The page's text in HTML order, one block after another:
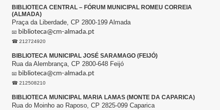
BIBLIOTECA CENTRAL – FÓRUM MUNICIPAL ROMEU CORREIA
(ALMADA)
Praça da Liberdade, CP 2800-199 Almada
📧 biblioteca@cm-almada.pt
☎ 212724920
BIBLIOTECA MUNICIPAL JOSÉ SARAMAGO (FEIJÓ)
Rua da Alembrança, CP 2800-648 Feijó
📧 biblioteca@cm-almada.pt
☎ 212508210
BIBLIOTECA MUNICIPAL MARIA LAMAS (MONTE DA CAPARICA)
Rua do Moinho ao Raposo, CP 2825-099 Caparica